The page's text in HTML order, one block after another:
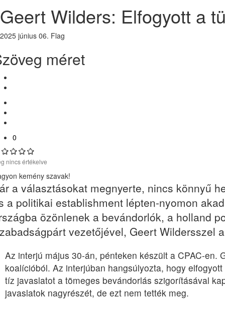
Geert Wilders: Elfogyott a
2025 június 06. Flag
méret
0
nincs értékelve
kemény szavak!
a választásokat megnyerte, nincs könnyű
a politikai establishment lépten-nyomon
özönlenek a bevándorlók, a holland
vezetőjével, Geert Wildersszel
Az interjú május 30-án, pénteken készült a CPAC-
koalícióból. Az interjúban hangsúlyozta, hogy
tíz javaslatot a tömeges bevándorlás szigorításával
javaslatok nagyrészét, de ezt nem tették meg.